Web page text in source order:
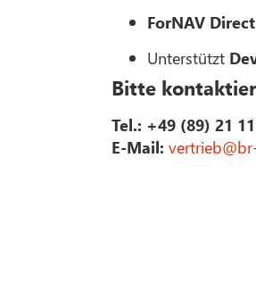
ForNAV
Unterstützt
Bitte
Tel.: +49 (89) 21
E-Mail: